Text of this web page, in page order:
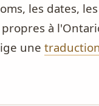
les dates, les
à
une traduction